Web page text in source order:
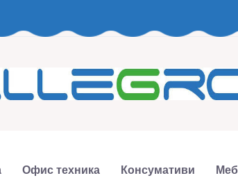
Офис техника Консумативи